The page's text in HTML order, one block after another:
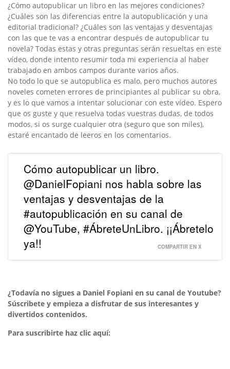
¿Cómo autopublicar un libro en las mejores condiciones?
¿Cuáles son las diferencias entre la autopublicación y una
editorial tradicional? ¿Cuáles son las ventajas y desventajas
con las que te vas a encontrar después de autopublicar tu
novela? Todas estas y otras preguntas serán resueltas en este
vídeo, donde intento resumir toda mi experiencia al haber
trabajado en ambos campos durante varios años.
No todo lo que se autopublica es malo, pero muchos autores
noveles cometen errores de principiantes al publicar su obra,
y es lo que vamos a intentar solucionar con este vídeo. Espero
que os guste y que resuelva todas vuestras dudas, de todos
modos, si os surge cualquier otra (seguro que son miles),
estaré encantado de leeros en los comentarios.
Cómo autopublicar un libro.
@DanielFopiani nos habla sobre las
ventajas y desventajas de la
#autopublicación en su canal de
@YouTube, #ÁbreteUnLibro. ¡¡Ábretelo
ya!!
COMPARTIR EN X
¿Todavía no sigues a Daniel Fopiani en su canal de Youtube?
Súscribete y empieza a disfrutar de sus interesantes y
divertidos contenidos.
Para suscribirte haz clic aquí: